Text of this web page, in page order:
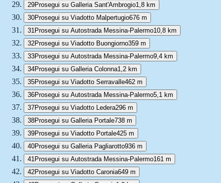
29Prosegui su Galleria Sant'Ambrogio1,8 km
30Prosegui su Viadotto Malpertugio676 m
31 Prosegui su Autostrada Messina-Palermo10,8 km
32Prosegui su Viadotto Buongiorno359 m
33Prosegui su Autostrada Messina-Palermo9,4 km
34Prosegui su Galleria Colonna1,2 km
35Prosegui su Viadotto Serravalle462 m
36Prosegui su Autostrada Messina-Palermo5,1 km
37Prosegui su Viadotto Ledera296 m
38Prosegui su Galleria Portale738 m
39Prosegui su Viadotto Portale425 m
40Prosegui su Galleria Pagliarotto936 m
41 Prosegui su Autostrada Messina-Palermo161 m
42Prosegui su Viadotto Caronia649 m